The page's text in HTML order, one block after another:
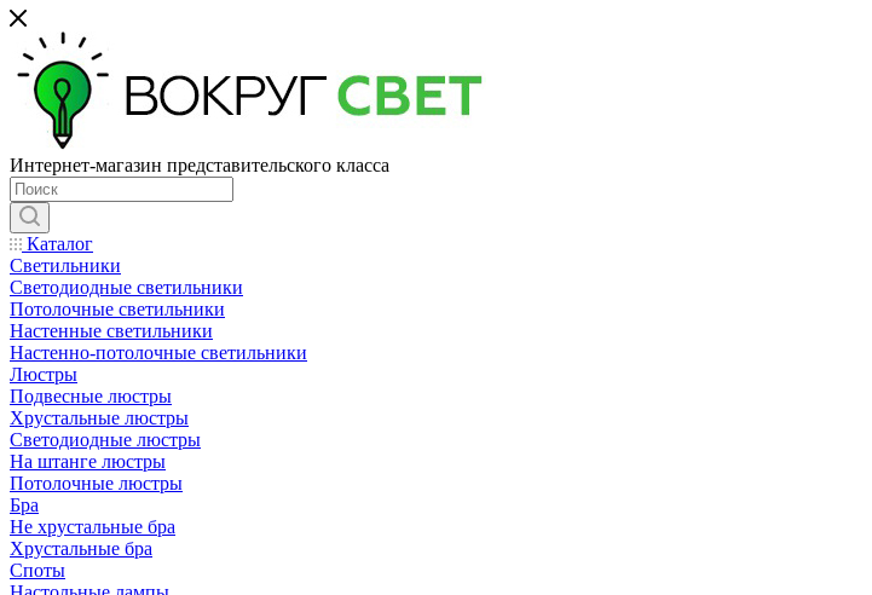
Интернет-магазин представительского класса
Каталог
Светильники
Светодиодные светильники
Потолочные светильники
Настенные светильники
Настенно-потолочные светильники
Люстры
Подвесные люстры
Хрустальные люстры
Светодиодные люстры
На штанге люстры
Потолочные люстры
Бра
Не хрустальные бра
Хрустальные бра
Споты